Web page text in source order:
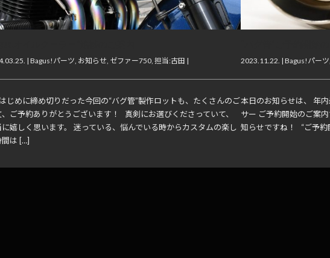
| Bagus!パーツ お知らせ, ゼファー750, 担当:古田 |
じめに締め切りだった今回の“バグ管”製作ロットも、たくさんのご
ご予約ありがとうございます！ 真剣にお選びくださっていて、
嬉しく思います。 迷っている、悩んでいる時からカスタムの楽し
間は […]
2023.11.22. |Bagus!パーツ
本日のお知らせは、 年
サー ご予約開始のご案
知らせですね！ “ご予約